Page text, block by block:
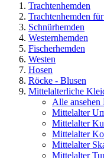
Trachtenhemden
Trachtenhemden
Schnürhemden
Westernhemden
Fischerhemden
Westen
Hosen
Röcke - Blusen
Mittelalterliche
Alle
Mittelalter
Mittelalter
Mittelalter
Mittelalter
Mittelalter